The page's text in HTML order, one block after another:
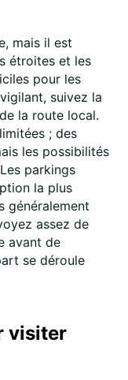
mais il est
étroites et les
pour les
suivez la
la route local.
; des
les possibilités
parkings
la plus
généralement
assez de
avant de
se déroule
visiter